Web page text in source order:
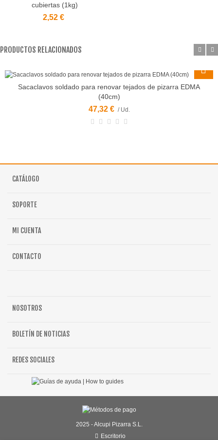
cubiertas (1kg)
2,52 €
PRODUCTOS RELACIONADOS
Sacaclavos soldado para renovar tejados de pizarra EDMA
(40cm)
47,32 € / Ud.
CATÁLOGO
SOPORTE
MI CUENTA
CONTACTO
NOSOTROS
BOLETÍN DE NOTICIAS
REDES SOCIALES
2025 - Alcupi Pizarra S.L.
Escritorio